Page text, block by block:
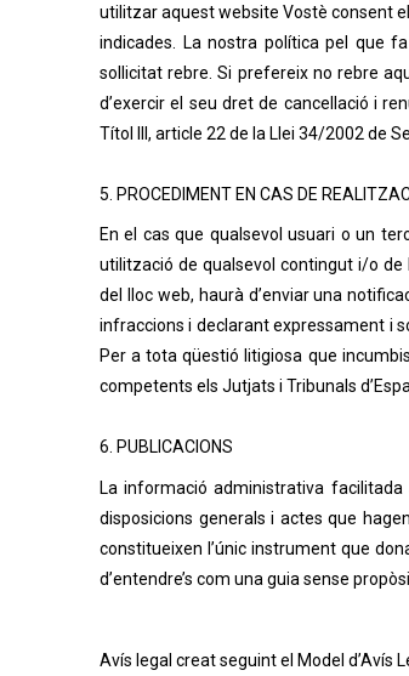
utilitzar aquest website Vostè consent
indicades. La nostra política pel que
sollicitat rebre. Si prefereix no rebre
d’exercir el seu dret de cancellació i
Títol III, article 22 de la Llei 34/2002 de
5. PROCEDIMENT EN CAS DE
En el cas que qualsevol usuari o un
utilització de qualsevol contingut i/o de
del lloc web, haurà d’enviar una
infraccions i declarant expressament i
Per a tota qüestió litigiosa que
competents els Jutjats i Tribunals
6. PUBLICACIONS
La informació administrativa
disposicions generals i actes que
constitueixen l’únic instrument que
d’entendre’s com una guia sense
Avís legal creat seguint el Model d’Avís